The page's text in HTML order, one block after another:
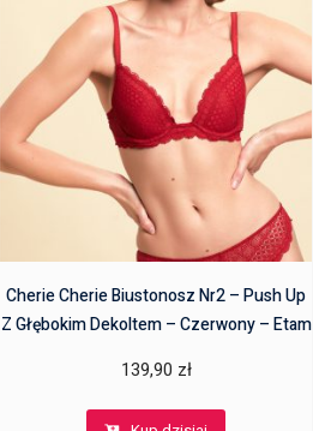
Cherie Cherie Biustonosz Nr2 – Push Up
Z Głębokim Dekoltem – Czerwony – Etam
139,90 zł